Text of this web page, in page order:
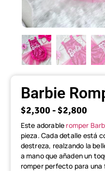
Barbie
$2,300 -$2,800
Este adorable romper
pieza. Cada detalle está
destreza, realzando la
a mano que añaden un
romper perfecto para una